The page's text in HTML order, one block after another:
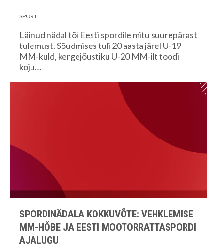
SPORT
Läinud nädal tõi Eesti spordile mitu suurepärast
tulemust. Sõudmises tuli 20 aasta järel U-19
MM-kuld, kergejõustiku U-20 MM-ilt toodi
koju…
SPORDINÄDALA KOKKUVÕTE: VEHKLEMISE
MM-HÕBE JA EESTI MOOTORRATTASPORDI
AJALUGU